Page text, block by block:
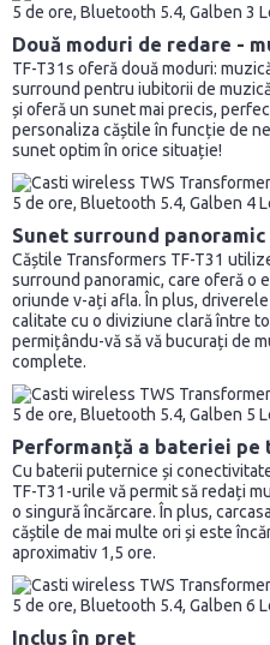
Două moduri de redare -
TF-T31s oferă două moduri:
surround pentru iubitorii de
și oferă un sunet mai precis,
personaliza căștile în funcție de
sunet optim în orice situație!
Sunet surround panoramic
Căștile Transformers TF-T31
surround panoramic, care oferă o
oriunde v-ați afla. În plus,
calitate cu o diviziune clară între
permițându-vă să vă bucurați de
complete.
Performanță a bateriei pe
Cu baterii puternice și
TF-T31-urile vă permit să redați
o singură încărcare. În plus,
căștile de mai multe ori și este
aproximativ 1,5 ore.
Inclus în preț